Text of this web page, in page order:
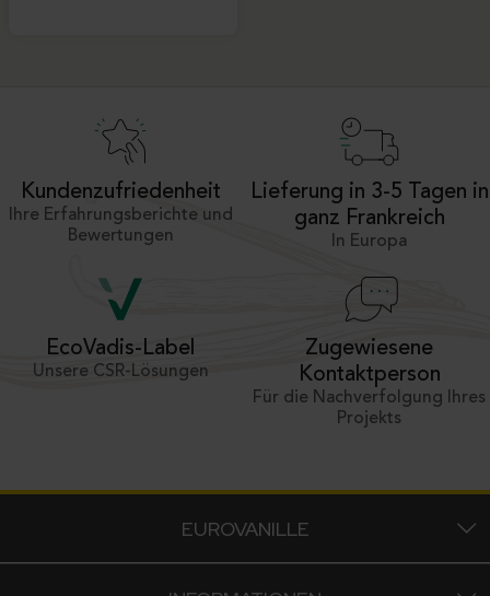
Kundenzufriedenheit
Ihre Erfahrungsberichte und
Bewertungen
Lieferung in 3-5 Tagen in
ganz Frankreich
In Europa
EcoVadis-Label
Unsere CSR-Lösungen
Zugewiesene
Kontaktperson
Für die Nachverfolgung Ihres
Projekts
EUROVANILLE